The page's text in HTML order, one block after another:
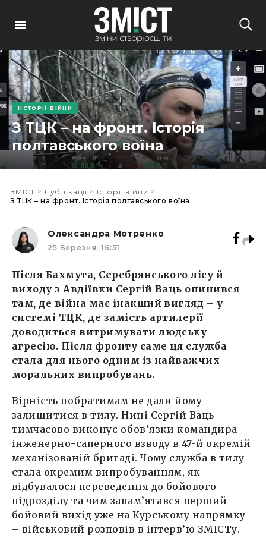
ІСТОРІЇ ВІЙНИ
З ТЦК – на фронт. Історія
полтавського воїна
ЗМІСТ > Публікації > Історії війни >
З ТЦК – на фронт. Історія полтавського воїна
Олександра Мотренко
25 Березня, 16:51
Після Бахмута, Серебрянського лісу й
виходу з Авдіївки Сергій Ваць опинився
там, де війна має інакший вигляд – у
системі ТЦК, де замість артилерії
доводиться витримувати людську
агресію. Після фронту саме ця служба
стала для нього одним із найважчих
моральних випробувань.
Вірність побратимам не дали йому
залишитися в тилу. Нині Сергій Ваць
тимчасово виконує обов’язки командира
інженерно-саперного взводу в 47-й окремій
механізованій бригаді. Чому служба в тилу
стала окремим випробуванням, як
відбувалося переведення до бойового
підрозділу та чим запам’ятався перший
бойовий вихід уже на Курському напрямку
– військовий розповів в інтерв’ю ЗМІСТу.